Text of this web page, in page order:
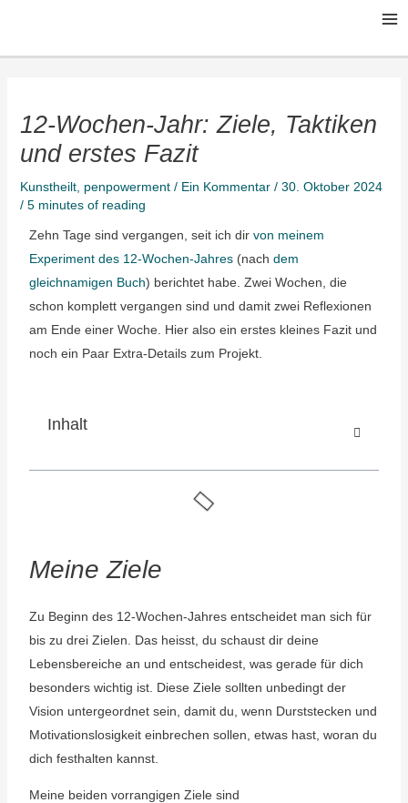
springen
12-Wochen-Jahr: Ziele, Taktiken
und erstes Fazit
Kunstheilt, penpowerment/ Ein Kommentar / 30. Oktober 2024
/ 5 minutes of reading
Zehn Tage sind vergangen, seit ich dir von meinem
Experiment des 12-Wochen-Jahres(nach dem
gleichnamigen Buch) berichtet habe. Zwei Wochen, die
schon komplett vergangen sind und damit zwei Reflexionen
am Ende einer Woche. Hier also ein erstes kleines Fazit und
noch ein Paar Extra-Details zum Projekt.
Inhalt
Meine Ziele
Zu Beginn des 12-Wochen-Jahres entscheidet man sich für
bis zu drei Zielen. Das heisst, du schaust dir deine
Lebensbereiche an und entscheidest, was gerade für dich
besonders wichtig ist. Diese Ziele sollten unbedingt der
Vision untergeordnet sein, damit du, wenn Durststecken und
Motivationslosigkeit einbrechen sollen, etwas hast, woran du
dich festhalten kannst.
Meine beiden vorrangigen Ziele sind